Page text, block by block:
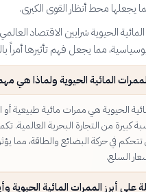
يجعلها محط أنظار القوى الكبرى.
الحيوية شرايين الاقتصاد
مما يجعل فهم تأثيرها أمراً
المائية الحيوية ولماذا هي
الحيوية هي ممرات مائية طبيعية
كبيرة من التجارة البحرية العالمية.
تتحكم في حركة البضائع والطاقة، مما
السلع.
على أبرز الممرات المائية الحيوية